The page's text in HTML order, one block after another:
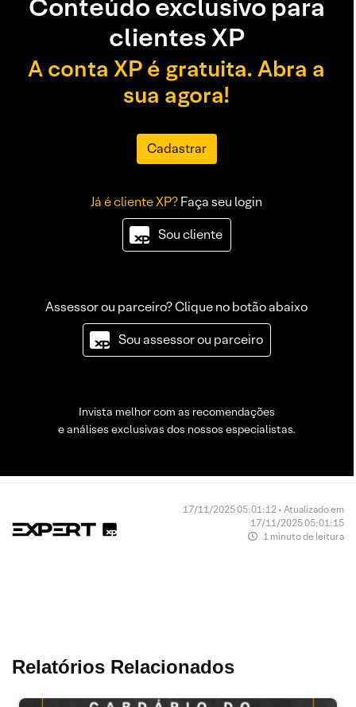
Conteúdo exclusivo para
clientes XP
A conta XP é gratuita. Abra a
sua agora!
Cadastrar
Já é cliente XP?Faça seu login
Sou cliente
Assessor ou parceiro? Clique no botão abaixo
Sou assessor ou parceiro
Invista melhor com as recomendações
e análises exclusivas dos nossos especialistas.
17/11/2025 05:01:12 • Atualizado em
17/11/2025 05:01:15
1 minuto de leitura
Relatórios Relacionados